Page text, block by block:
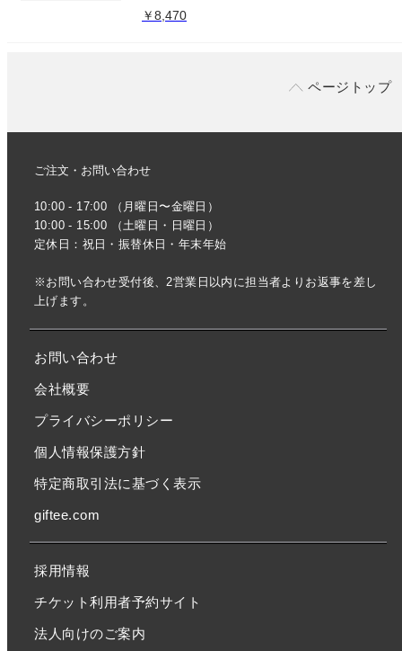
￥8,470
ページトップ
ご注文・お問い合わせ
10:00 - 17:00 （月曜日〜金曜日）
10:00 - 15:00 （土曜日・日曜日）
定休日：祝日・振替休日・年末年始
※お問い合わせ受付後、2営業日以内に担当者よりお返事を差し
上げます。
お問い合わせ
会社概要
プライバシーポリシー
個人情報保護方針
特定商取引法に基づく表示
giftee.com
採用情報
チケット利用者予約サイト
法人向けのご案内